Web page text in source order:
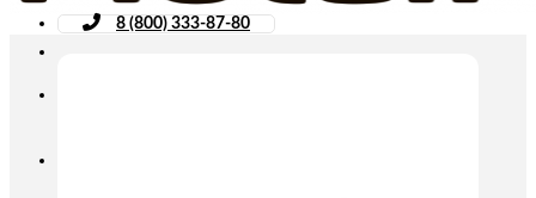
8 (800) 333-87-80